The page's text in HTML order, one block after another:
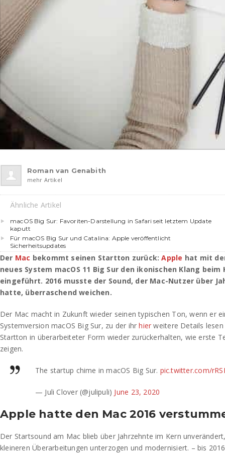
Roman van Genabith
mehr Artikel
Ähnliche Artikel
macOS Big Sur: Favoriten-Darstellung in Safari seit letztem Update
kaputt
Für macOS Big Sur und Catalina: Apple veröffentlicht
Sicherheitsupdates
Der Mac bekommt seinen Startton zurück:Apple hat mit
neues System macOS 11 Big Sur den ikonischen Klang
eingeführt. 2016 musste der Sound, der Mac-Nutzer über
hatte, überraschend weichen.
Der Mac macht in Zukunft wieder seinen typischen Ton, wenn er
Systemversion macOS Big Sur, zu der ihrhier weitere Details
Startton in überarbeiteter Form wieder zurückerhalten, wie erste
zeigen.
The startup chime in macOS Big Sur. pic.twitter.com/
— Juli Clover (@julipuli) June 23, 2020
Apple hatte den Mac 2016
Der Startsound am Mac blieb über Jahrzehnte im Kern
kleineren Überarbeitungen unterzogen und modernisiert. – bis